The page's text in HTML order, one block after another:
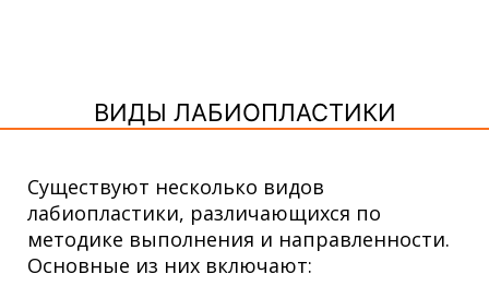
ВИДЫ ЛАБИОПЛАСТИКИ
Существуют несколько видов
лабиопластики, различающихся по
методике выполнения и направленности.
Основные из них включают: